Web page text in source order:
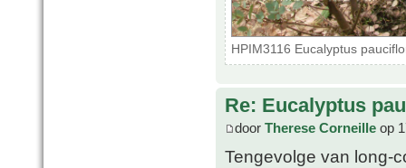
HPIM3116 Eucalyptus
Re: Eucalyptus
door Therese Corneille op
Tengevolge van long-